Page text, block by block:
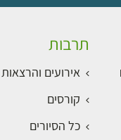
תרבות
אירועים והרצאות
קורסים
כל הסיורים